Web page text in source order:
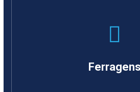
Ferragens